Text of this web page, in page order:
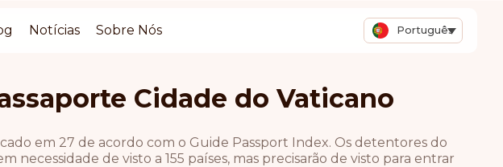
Português
Notícias Sobre Nós
Cidade do Vaticano
em 27 de acordo com o Guide Passport Index. Os detentores do
necessidade de visto a 155 países, mas precisarão de visto para entrar